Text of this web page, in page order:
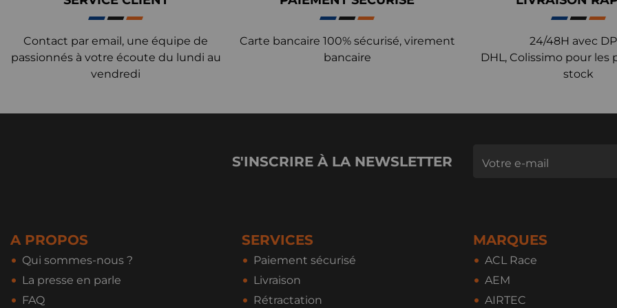
Contact par email, une équipe de
passionnés à votre écoute du lundi au
vendredi
Carte bancaire 100% sécurisé, virement
bancaire
24/48H avec
DHL, Colissimo pour les
stock
S'INSCRIRE À LA NEWSLETTER
A PROPOS
Qui sommes-nous ?
La presse en parle
FAQ
SERVICES
Paiement sécurisé
Livraison
Rétractation
MARQUES
ACL Race
AEM
AIRTEC